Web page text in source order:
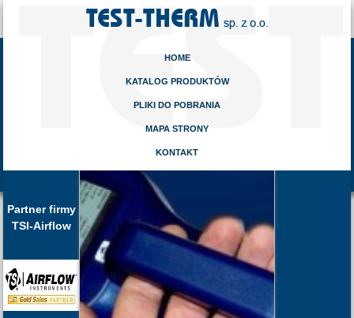
HOME
KATALOG PRODUKTÓW
PLIKI DO POBRANIA
MAPA STRONY
KONTAKT
Partner firmy
TSI-Airflow